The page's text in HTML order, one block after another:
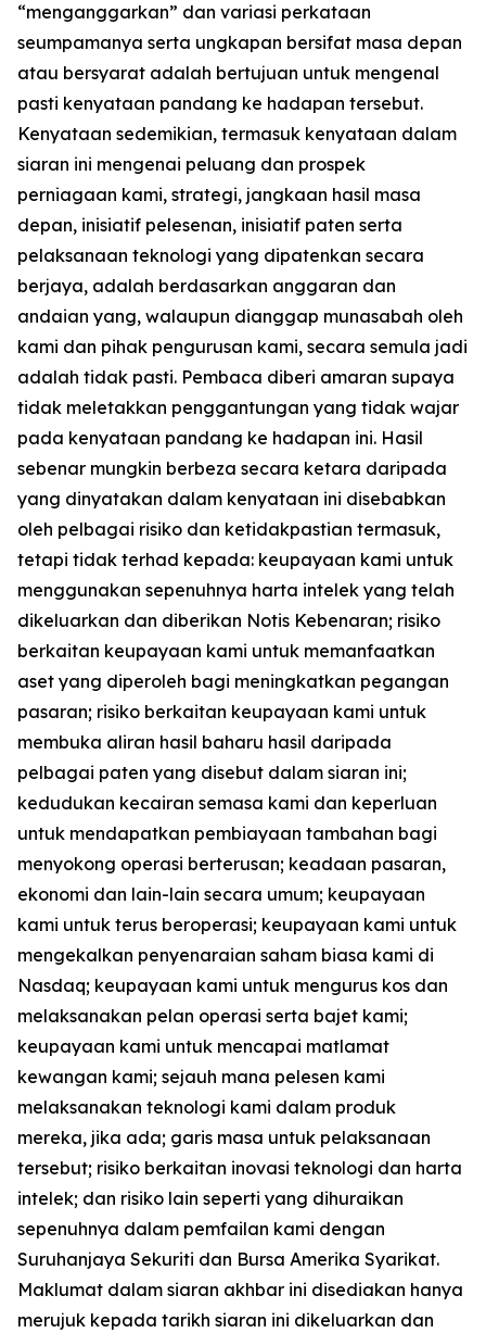
“menganggarkan” dan variasi perkataan
seumpamanya serta ungkapan bersifat masa depan
atau bersyarat adalah bertujuan untuk mengenal
pasti kenyataan pandang ke hadapan tersebut.
Kenyataan sedemikian, termasuk kenyataan dalam
siaran ini mengenai peluang dan prospek
perniagaan kami, strategi, jangkaan hasil masa
depan, inisiatif pelesenan, inisiatif paten serta
pelaksanaan teknologi yang dipatenkan secara
berjaya, adalah berdasarkan anggaran dan
andaian yang, walaupun dianggap munasabah oleh
kami dan pihak pengurusan kami, secara semula jadi
adalah tidak pasti. Pembaca diberi amaran supaya
tidak meletakkan penggantungan yang tidak wajar
pada kenyataan pandang ke hadapan ini. Hasil
sebenar mungkin berbeza secara ketara daripada
yang dinyatakan dalam kenyataan ini disebabkan
oleh pelbagai risiko dan ketidakpastian termasuk,
tetapi tidak terhad kepada: keupayaan kami untuk
menggunakan sepenuhnya harta intelek yang telah
dikeluarkan dan diberikan Notis Kebenaran; risiko
berkaitan keupayaan kami untuk memanfaatkan
aset yang diperoleh bagi meningkatkan pegangan
pasaran; risiko berkaitan keupayaan kami untuk
membuka aliran hasil baharu hasil daripada
pelbagai paten yang disebut dalam siaran ini;
kedudukan kecairan semasa kami dan keperluan
untuk mendapatkan pembiayaan tambahan bagi
menyokong operasi berterusan; keadaan pasaran,
ekonomi dan lain-lain secara umum; keupayaan
kami untuk terus beroperasi; keupayaan kami untuk
mengekalkan penyenaraian saham biasa kami di
Nasdaq; keupayaan kami untuk mengurus kos dan
melaksanakan pelan operasi serta bajet kami;
keupayaan kami untuk mencapai matlamat
kewangan kami; sejauh mana pelesen kami
melaksanakan teknologi kami dalam produk
mereka, jika ada; garis masa untuk pelaksanaan
tersebut; risiko berkaitan inovasi teknologi dan harta
intelek; dan risiko lain seperti yang dihuraikan
sepenuhnya dalam pemfailan kami dengan
Suruhanjaya Sekuriti dan Bursa Amerika Syarikat.
Maklumat dalam siaran akhbar ini disediakan hanya
merujuk kepada tarikh siaran ini dikeluarkan dan